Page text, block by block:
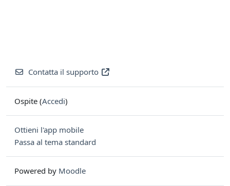
Contatta il supporto
Ospite (Accedi)
Ottieni l'app mobile
Passa al tema standard
Powered by Moodle